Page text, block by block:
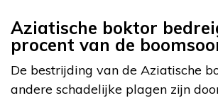
Aziatische boktor
procent van de
De bestrijding van de Aziatische
andere schadelijke plagen zijn